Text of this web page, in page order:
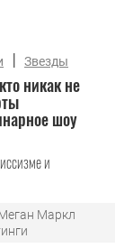
| Звезды
никак не
шоу
и
Маркл